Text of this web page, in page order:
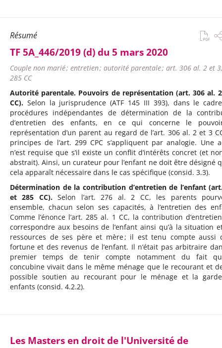
Résumé
TF 5A_446/2019 (d) du 5 mars 2020
Couple non marié ; entretien ; autorité parentale ; art. 306 al. 2 et
285 CC
Autorité parentale. Pouvoirs de représentation (art. 306 al.
CC). Selon la jurisprudence (ATF 145 III 393), dans le
procédures indépendantes de détermination de la
d’entretien des enfants, en ce qui concerne le
représentation d’un parent au regard de l’art. 306 al. 2 et 3
principes de l’art. 299 CPC s’appliquent par analogie. Une
n’est requise que s’il existe un conflit d’intérêts concret (et
abstrait). Ainsi, un curateur pour l’enfant ne doit être désigné
cela apparaît nécessaire dans le cas spécifique (consid. 3.3).
Détermination de la contribution d’entretien de l’enfant
et 285 CC).Selon l’art. 276 al. 2 CC, les parents
ensemble, chacun selon ses capacités, à l’entretien des
Comme l’énonce l’art. 285 al. 1 CC, la contribution
correspondre aux besoins de l’enfant ainsi qu’à la situation
ressources de ses père et mère ; il est tenu compte aussi
fortune et des revenus de l’enfant. Il n’était pas arbitraire
premier temps de tenir compte notamment du fait
concubine vivait dans le même ménage que le recourant et
possible soutien au recourant pour le ménage et la
enfants (consid. 4.2.2).
Les Masters en droit de l'Université de